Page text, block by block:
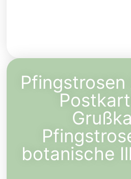
Pfingstrosen
botanische